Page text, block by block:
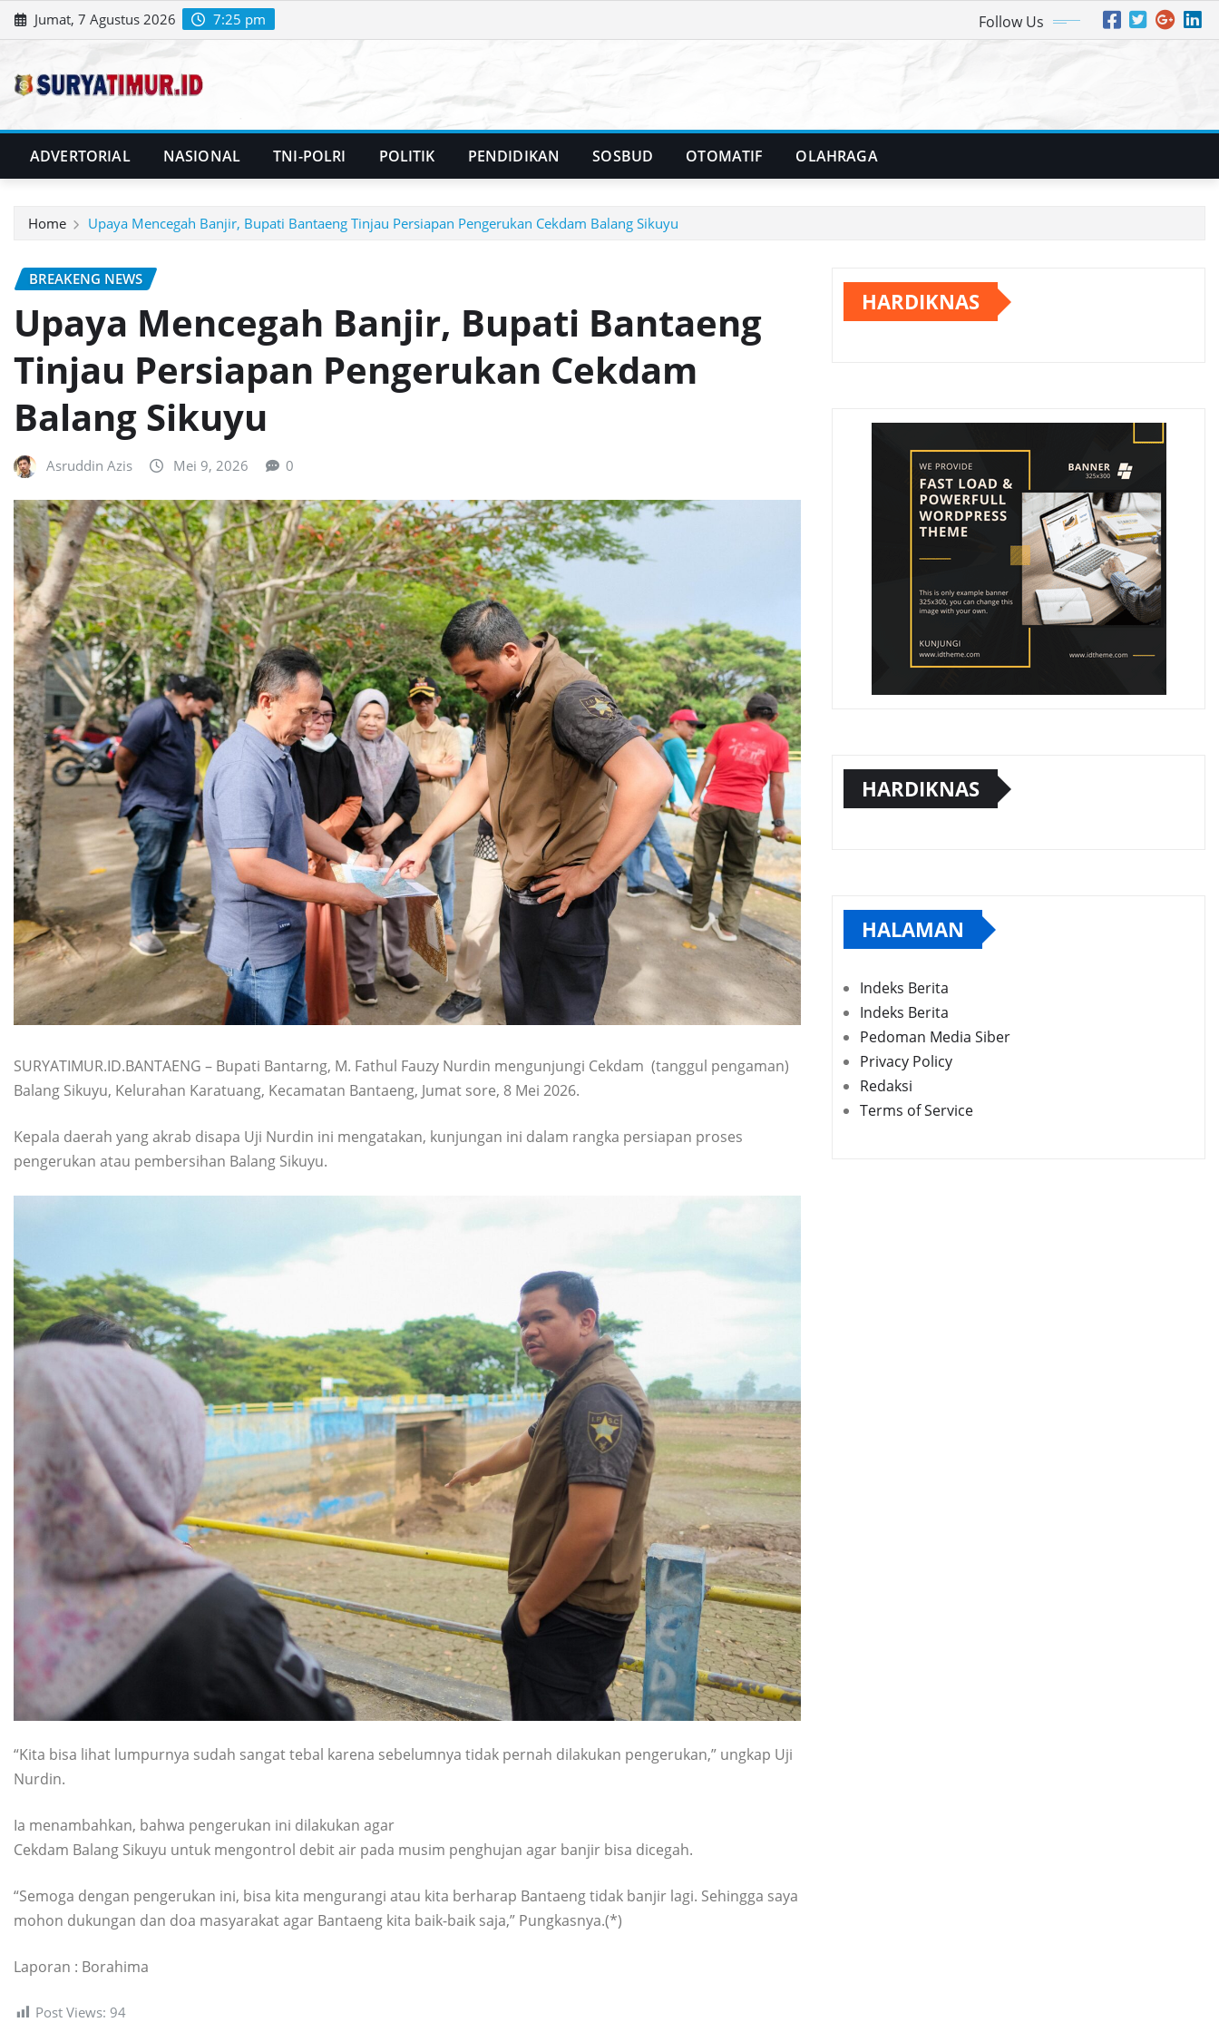
Skip
to
Jumat, 7 Agustus 2026 7:25 pm Follow Us
ADVERTORIAL NASIONAL TNI-POLRI POLITIK PENDIDIKAN SOSBUD OTOMATIF OLAHRAGA
Home Upaya Mencegah Banjir, Bupati Bantaeng Tinjau Persiapan Pengerukan Cekdam Balang Sikuyu
BREAKENG NEWS
Upaya Mencegah Banjir, Bupati Bantaeng
Tinjau Persiapan Pengerukan Cekdam
Balang Sikuyu
Asruddin Azis Mei 9, 2026 0
SURYATIMUR.ID.BANTAENG – Bupati Bantarng, M. Fathul Fauzy Nurdin mengunjungi Cekdam (tanggul pengaman)
Balang Sikuyu, Kelurahan Karatuang, Kecamatan Bantaeng, Jumat sore, 8 Mei 2026.
Kepala daerah yang akrab disapa Uji Nurdin ini mengatakan, kunjungan ini dalam rangka persiapan proses
pengerukan atau pembersihan Balang Sikuyu.
“Kita bisa lihat lumpurnya sudah sangat tebal karena sebelumnya tidak pernah dilakukan pengerukan,” ungkap Uji
Nurdin.
Ia menambahkan, bahwa pengerukan ini dilakukan agar
Cekdam Balang Sikuyu untuk mengontrol debit air pada musim penghujan agar banjir bisa dicegah.
“Semoga dengan pengerukan ini, bisa kita mengurangi atau kita berharap Bantaeng tidak banjir lagi. Sehingga saya
mohon dukungan dan doa masyarakat agar Bantaeng kita baik-baik saja,” Pungkasnya.(*)
Laporan : Borahima
Post Views: 94
HARDIKNAS
HARDIKNAS
HALAMAN
Indeks Berita
Indeks Berita
Pedoman Media Siber
Privacy Policy
Redaksi
Terms of Service